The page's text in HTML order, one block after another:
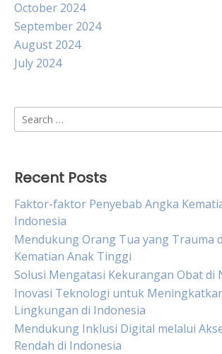
October 2024
September 2024
August 2024
July 2024
Search
for:
Recent Posts
Faktor-faktor Penyebab Angka
Indonesia
Mendukung Orang Tua yang Trauma
Kematian Anak Tinggi
Solusi Mengatasi Kekurangan Obat di
Inovasi Teknologi untuk
Lingkungan di Indonesia
Mendukung Inklusi Digital melalui
Rendah di Indonesia